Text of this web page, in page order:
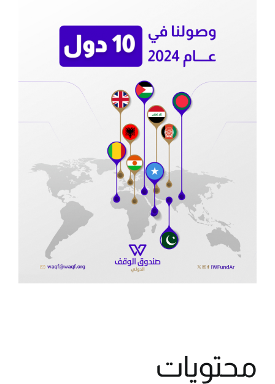
محتويات